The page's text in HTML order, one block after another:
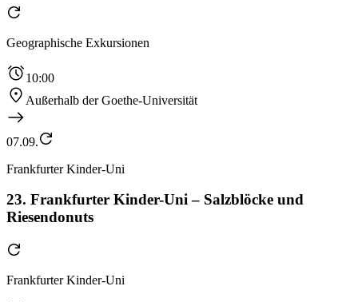
Geographische Exkursionen
10:00
Außerhalb der Goethe-Universität
07.09.
Frankfurter Kinder-Uni
23. Frankfurter Kinder-Uni – Salzblöcke und
Riesendonuts
Frankfurter Kinder-Uni